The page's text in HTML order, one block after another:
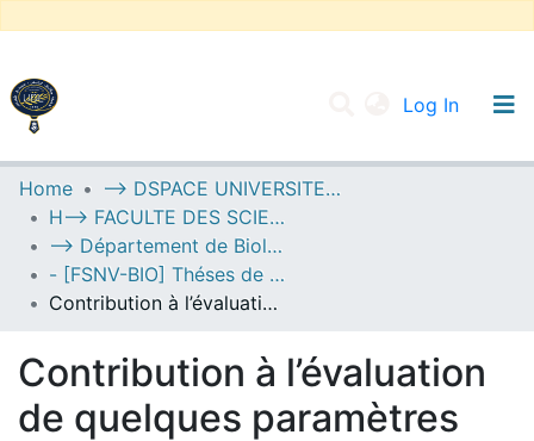
Log In
UNIVERSITY OF D.L SIDI BEL ABBES
Communities & Collections
All of DSpace
Statistics
Home
--> DSPACE UNIVERSITE DJILALLI LIABES DE SIDI BEL ABBES
H--> FACULTE DES SCIENCES DE LA NATURE ET DE LA VIE
--> Département de Biologie
- [FSNV-BIO] Théses de Master II
Contribution à l’évaluation de quelques paramètres biochimique chez des cardiopathes en milieu hospitalier
Contribution à l’évaluation
de quelques paramètres